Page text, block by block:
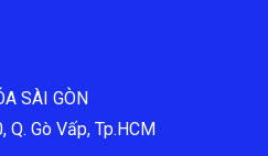
SÀI GÒN
Q. Gò Vấp, Tp.HCM